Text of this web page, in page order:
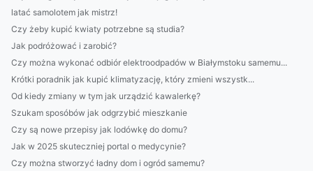
latać samolotem jak mistrz!
Czy żeby kupić kwiaty potrzebne są studia?
Jak podróżować i zarobić?
Czy można wykonać odbiór elektroodpadów w Białymstoku samemu...
Krótki poradnik jak kupić klimatyzację, który zmieni wszystk...
Od kiedy zmiany w tym jak urządzić kawalerkę?
Szukam sposóbów jak odgrzybić mieszkanie
Czy są nowe przepisy jak lodówkę do domu?
Jak w 2025 skuteczniej portal o medycynie?
Czy można stworzyć ładny dom i ogród samemu?